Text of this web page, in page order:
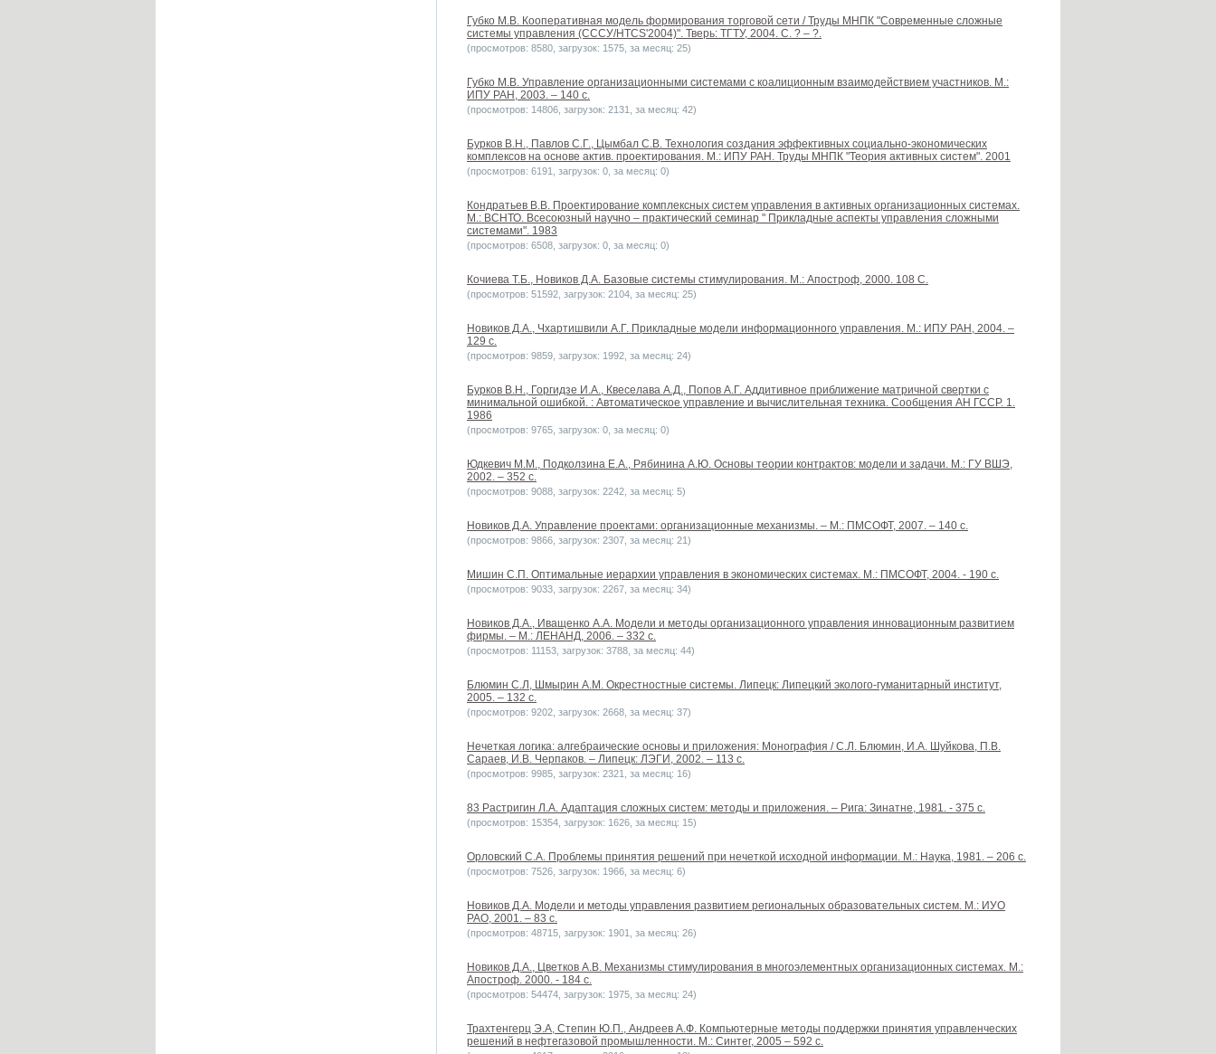
Губко М.В. Кооперативная модель формирования торговой сети / Труды МНПК "Современные сложные
системы управления (СССУ/HTCS'2004)". Тверь: ТГТУ, 2004. С. ? – ?.
(просмотров: 8580, загрузок: 1575, за месяц: 25)
Губко М.В. Управление организационными системами с коалиционным взаимодействием участников. М.:
ИПУ РАН, 2003. – 140 с.
(просмотров: 14806, загрузок: 2131, за месяц: 42)
Бурков B.H., Павлов С.Г., Цымбал С.В. Технология создания эффективных социально-экономических
комплексов на основе актив. проектирования. М.: ИПУ РАН. Труды МНПК "Теория активных систем". 2001
(просмотров: 6191, загрузок: 0, за месяц: 0)
Кондратьев В.В. Проектирование комплексных систем управления в активных организационных системах.
М.: ВСНТО. Всесоюзный научно – практический семинар " Прикладные аспекты управления сложными
системами". 1983
(просмотров: 6508, загрузок: 0, за месяц: 0)
Кочиева Т.Б., Новиков Д.А. Базовые системы стимулирования. М.: Апостроф, 2000. 108 С.
(просмотров: 51592, загрузок: 2104, за месяц: 25)
Новиков Д.А., Чхартишвили А.Г. Прикладные модели информационного управления. М.: ИПУ РАН, 2004. –
129 с.
(просмотров: 9859, загрузок: 1992, за месяц: 24)
Бурков B.H., Горгидзе И.А., Квеселава А.Д., Попов А.Г. Аддитивное приближение матричной свертки с
минимальной ошибкой. : Автоматическое управление и вычислительная техника. Сообщения АН ГССР. 1.
1986
(просмотров: 9765, загрузок: 0, за месяц: 0)
Юдкевич М.М., Подколзина Е.А., Рябинина А.Ю. Основы теории контрактов: модели и задачи. М.: ГУ ВШЭ,
2002. – 352 с.
(просмотров: 9088, загрузок: 2242, за месяц: 5)
Новиков Д.А. Управление проектами: организационные механизмы. – М.: ПМСОФТ, 2007. – 140 с.
(просмотров: 9866, загрузок: 2307, за месяц: 21)
Мишин С.П. Оптимальные иерархии управления в экономических системах. М.: ПМСОФТ, 2004. - 190 с.
(просмотров: 9033, загрузок: 2267, за месяц: 34)
Новиков Д.А., Иващенко А.А. Модели и методы организационного управления инновационным развитием
фирмы. – М.: ЛЕНАНД, 2006. – 332 с.
(просмотров: 11153, загрузок: 3788, за месяц: 44)
Блюмин С.Л, Шмырин А.М. Окрестностные системы. Липецк: Липецкий эколого-гуманитарный институт,
2005. – 132 c.
(просмотров: 9202, загрузок: 2668, за месяц: 37)
Нечеткая логика: алгебраические основы и приложения: Монография / С.Л. Блюмин, И.А. Шуйкова, П.В.
Сараев, И.В. Черпаков. – Липецк: ЛЭГИ, 2002. – 113 с.
(просмотров: 9985, загрузок: 2321, за месяц: 16)
83 Растригин Л.А. Адаптация сложных систем: методы и приложения. – Рига: Зинатне, 1981. - 375 с.
(просмотров: 15354, загрузок: 1626, за месяц: 15)
Орловский С.А. Проблемы принятия решений при нечеткой исходной информации. М.: Наука, 1981. – 206 с.
(просмотров: 7526, загрузок: 1966, за месяц: 6)
Новиков Д.А. Модели и методы управления развитием региональных образовательных систем. М.: ИУО
РАО, 2001. – 83 с.
(просмотров: 48715, загрузок: 1901, за месяц: 26)
Новиков Д.А., Цветков А.В. Механизмы стимулирования в многоэлементных организационных системах. М.:
Апостроф. 2000. - 184 с.
(просмотров: 54474, загрузок: 1975, за месяц: 24)
Трахтенгерц Э.А, Степин Ю.П., Андреев А.Ф. Компьютерные методы поддержки принятия управленческих
решений в нефтегазовой промышленности. М.: Синтег, 2005 – 592 с.